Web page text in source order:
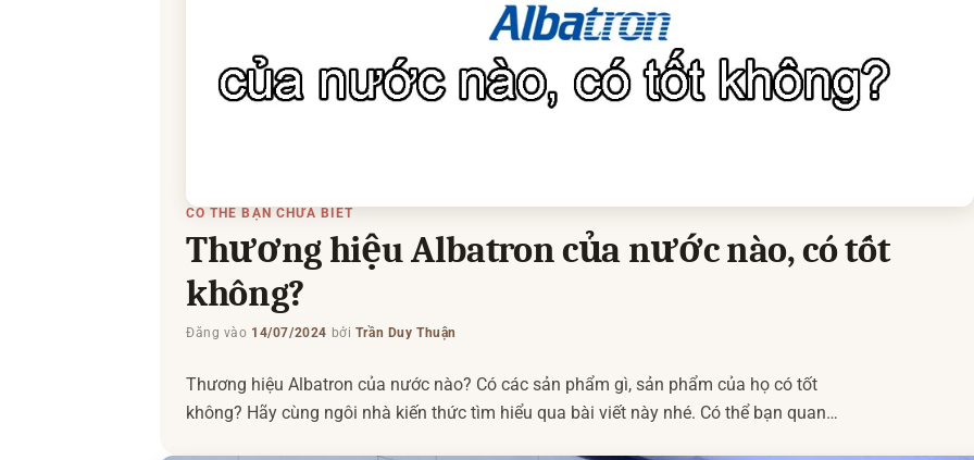
CÓ THỂ BẠN CHƯA BIẾT
Thương hiệu Albatron của nước nào, có tốt
không?
Đăng vào 14/07/2024 bởi Trần Duy Thuận
Thương hiệu Albatron của nước nào? Có các sản phẩm gì, sản phẩm của họ có tốt
không? Hãy cùng ngôi nhà kiến thức tìm hiểu qua bài viết này nhé. Có thể bạn quan